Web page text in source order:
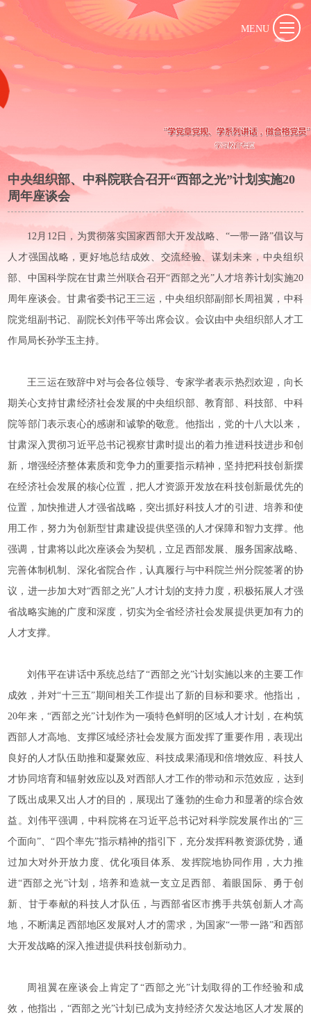
MENU
中央组织部、中科院联合召开“西部之光”计划实施20
周年座谈会
12月12日，为贯彻落实国家西部大开发战略、“一带一路”倡议与
人才强国战略，更好地总结成效、交流经验、谋划未来，中央组织
部、中国科学院在甘肃兰州联合召开“西部之光”人才培养计划实施20
周年座谈会。甘肃省委书记王三运，中央组织部副部长周祖翼，中科
院党组副书记、副院长刘伟平等出席会议。会议由中央组织部人才工
作局局长孙学玉主持。
王三运在致辞中对与会各位领导、专家学者表示热烈欢迎，向长
期关心支持甘肃经济社会发展的中央组织部、教育部、科技部、中科
院等部门表示衷心的感谢和诚挚的敬意。他指出，党的十八大以来，
甘肃深入贯彻习近平总书记视察甘肃时提出的着力推进科技进步和创
新，增强经济整体素质和竞争力的重要指示精神，坚持把科技创新摆
在经济社会发展的核心位置，把人才资源开发放在科技创新最优先的
位置，加快推进人才强省战略，突出抓好科技人才的引进、培养和使
用工作，努力为创新型甘肃建设提供坚强的人才保障和智力支撑。他
强调，甘肃将以此次座谈会为契机，立足西部发展、服务国家战略、
完善体制机制、深化省院合作，认真履行与中科院兰州分院签署的协
议，进一步加大对“西部之光”人才计划的支持力度，积极拓展人才强
省战略实施的广度和深度，切实为全省经济社会发展提供更加有力的
人才支撑。
刘伟平在讲话中系统总结了“西部之光”计划实施以来的主要工作
成效，并对“十三五”期间相关工作提出了新的目标和要求。他指出，
20年来，“西部之光”计划作为一项特色鲜明的区域人才计划，在构筑
西部人才高地、支撑区域经济社会发展方面发挥了重要作用，表现出
良好的人才队伍助推和凝聚效应、科技成果涌现和倍增效应、科技人
才协同培育和辐射效应以及对西部人才工作的带动和示范效应，达到
了既出成果又出人才的目的，展现出了蓬勃的生命力和显著的综合效
益。刘伟平强调，中科院将在习近平总书记对科学院发展作出的“三
个面向”、“四个率先”指示精神的指引下，充分发挥科教资源优势，通
过加大对外开放力度、优化项目体系、发挥院地协同作用，大力推
进“西部之光”计划，培养和造就一支立足西部、着眼国际、勇于创
新、甘于奉献的科技人才队伍，与西部省区市携手共筑创新人才高
地，不断满足西部地区发展对人才的需求，为国家“一带一路”和西部
大开发战略的深入推进提供科技创新动力。
周祖翼在座谈会上肯定了“西部之光”计划取得的工作经验和成
效，他指出，“西部之光”计划已成为支持经济欠发达地区人才发展的